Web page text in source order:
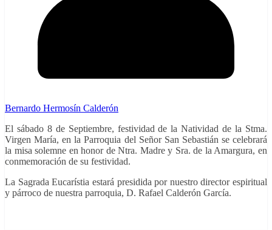
Bernardo Hermosín Calderón
El sábado 8 de Septiembre, festividad de la Natividad de la Stma.
Virgen María, en la Parroquia del Señor San Sebastián se celebrará
la misa solemne en honor de Ntra. Madre y Sra. de la Amargura, en
conmemoración de su festividad.
La Sagrada Eucarístia estará presidida por nuestro director espiritual
y párroco de nuestra parroquia, D. Rafael Calderón García.